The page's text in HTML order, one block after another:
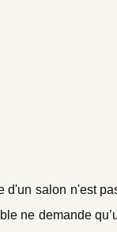
d'un salon n'est
ne demande